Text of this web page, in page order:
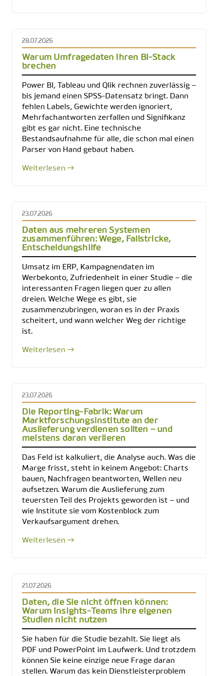
28.07.2026
Warum Umfragedaten Ihren BI-Stack
brechen
Power BI, Tableau und Qlik rechnen zuverlässig –
bis jemand einen SPSS-Datensatz bringt. Dann
fehlen Labels, Gewichte werden ignoriert,
Mehrfachantworten zerfallen und Signifikanz
gibt es gar nicht. Eine technische
Bestandsaufnahme für alle, die schon mal einen
Parser von Hand gebaut haben.
Weiterlesen →
23.07.2026
Daten aus mehreren Systemen
zusammenführen: Wege, Fallstricke,
Entscheidungshilfe
Umsatz im ERP, Kampagnendaten im
Werbekonto, Zufriedenheit in einer Studie – die
interessanten Fragen liegen quer zu allen
dreien. Welche Wege es gibt, sie
zusammenzubringen, woran es in der Praxis
scheitert, und wann welcher Weg der richtige
ist.
Weiterlesen →
23.07.2026
Die Reporting-Fabrik: Warum
Marktforschungsinstitute an der
Auslieferung verdienen sollten – und
meistens daran verlieren
Das Feld ist kalkuliert, die Analyse auch. Was die
Marge frisst, steht in keinem Angebot: Charts
bauen, Nachfragen beantworten, Wellen neu
aufsetzen. Warum die Auslieferung zum
teuersten Teil des Projekts geworden ist – und
wie Institute sie vom Kostenblock zum
Verkaufsargument drehen.
Weiterlesen →
21.07.2026
Daten, die Sie nicht öffnen können:
Warum Insights-Teams ihre eigenen
Studien nicht nutzen
Sie haben für die Studie bezahlt. Sie liegt als
PDF und PowerPoint im Laufwerk. Und trotzdem
können Sie keine einzige neue Frage daran
stellen. Warum das kein Dienstleisterproblem